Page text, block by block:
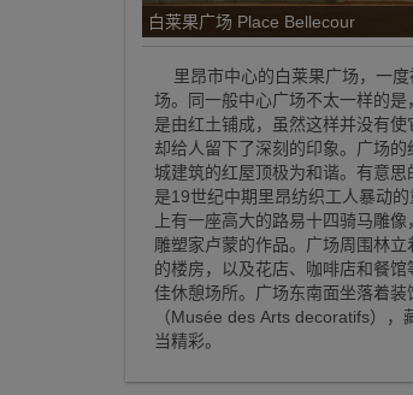
白莱果广场 Place Bellecour
里昂市中心的白莱果广场，一度
场。同一般中心广场不太一样的是
是由红土铺成，虽然这样并没有使
却给人留下了深刻的印象。广场的
城建筑的红屋顶极为和谐。有意思
是19世纪中期里昂纺织工人暴动
上有一座高大的路易十四骑马雕
雕塑家卢蒙的作品。广场周围林立
的楼房，以及花店、咖啡店和餐馆
佳休憩场所。广场东南面坐落着装
（Musée des Arts decoratifs），
当精彩。